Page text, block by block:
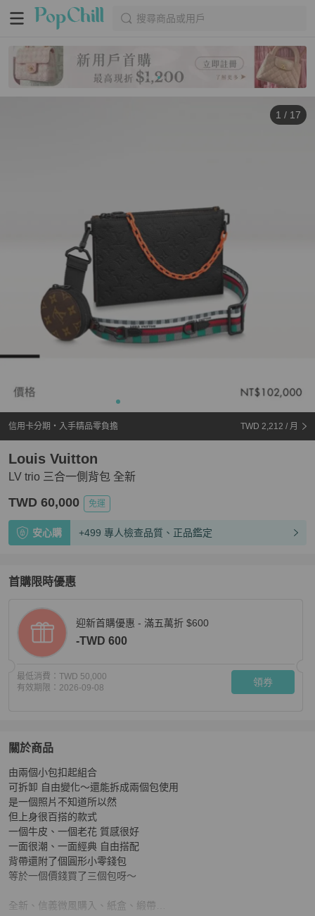
搜尋商品或用戶
1 / 17
信用卡分期・入手精品零負擔 TWD 2,212 / 月
LV trio 三合一側背包 全新
Louis Vuitton
TWD 60,000 免運
安心購 +499 專人檢查品質、正品鑑定
首購限時優惠
迎新首購優惠 - 滿五萬折 $600
-TWD 600
最低消費： TWD 50,000
有效期限： 2026-09-08 領券
關於商品
關於LV trio 三合一側背包 全新
由兩個小包扣起組合
可拆卸 自由變化～還能拆成兩個包使用
是一個照片不知道所以然
但上身很百搭的款式
一個牛皮、一個老花 質感很好
一面很潮、一面經典 自由搭配
背帶還附了個圓形小零錢包
等於一個價錢買了三個包呀～
全新、信義微風購入、紙盒、緞帶